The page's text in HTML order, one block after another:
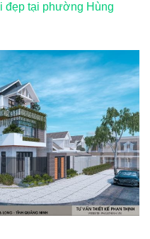
đẹp tại phường Hùng